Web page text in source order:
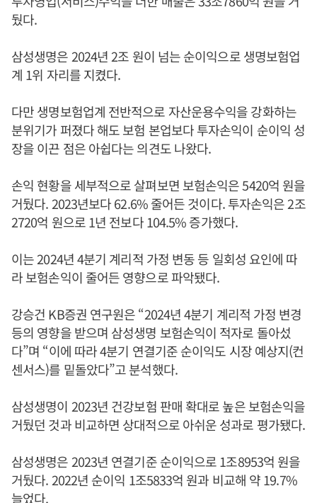
뒀다.
삼성생명은 2024년 2조 원이 넘는 순이익으로 생명보험업
계 1위 자리를 지켰다.
다만 생명보험업계 전반적으로 자산운용수익을 강화하는
분위기가 퍼졌다 해도 보험 본업보다 투자손익이 순이익 성
장을 이끈 점은 아쉽다는 의견도 나왔다.
손익 현황을 세부적으로 살펴보면 보험손익은 5420억 원을
거뒀다. 2023년보다 62.6% 줄어든 것이다. 투자손익은 2조
2720억 원으로 1년 전보다 104.5% 증가했다.
이는 2024년 4분기 계리적 가정 변동 등 일회성 요인에 따
라 보험손익이 줄어든 영향으로 파악됐다.
강승건 KB증권 연구원은 “2024년 4분기 계리적 가정 변경
등의 영향을 받으며 삼성생명 보험손익이 적자로 돌아섰
다”며 “이에 따라 4분기 연결기준 순이익도 시장 예상지(컨
센서스)를 밑돌았다”고 분석했다.
삼성생명이 2023년 건강보험 판매 확대로 높은 보험손익을
거뒀던 것과 비교하면 상대적으로 아쉬운 성과로 평가됐다.
삼성생명은 2023년 연결기준 순이익으로 1조8953억 원을
거뒀다. 2022년 순이익 1조5833억 원과 비교해 약 19.7%
늘었다.